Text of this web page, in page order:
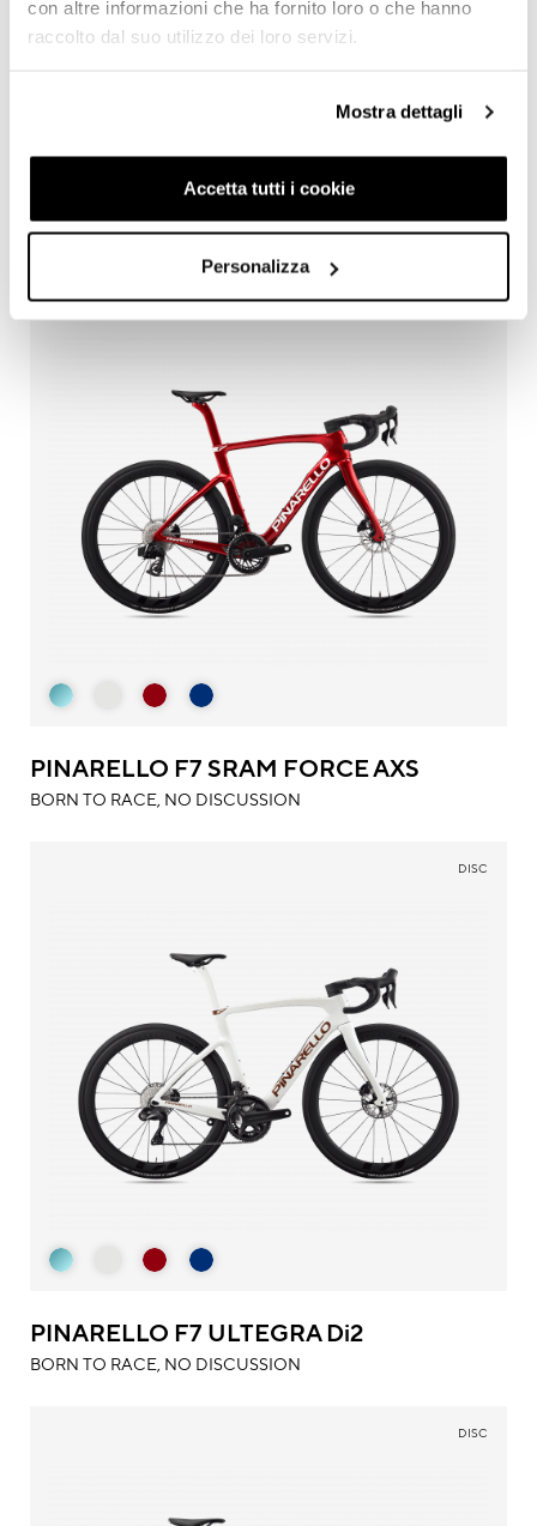
con altre informazioni che ha fornito loro o che hanno
raccolto dal suo utilizzo dei loro servizi.
Mostra dettagli
Accetta tutti i cookie
Personalizza
PINARELLO F7 SRAM FORCE AXS
BORN TO RACE, NO DISCUSSION
DISC
PINARELLO F7 SRAM FORCE AXS
BORN TO RACE, NO DISCUSSION
DISC
PINARELLO F7 ULTEGRA Di2
BORN TO RACE, NO DISCUSSION
DISC